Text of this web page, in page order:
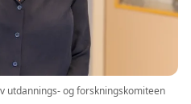
utdannings- og forskningskomiteen